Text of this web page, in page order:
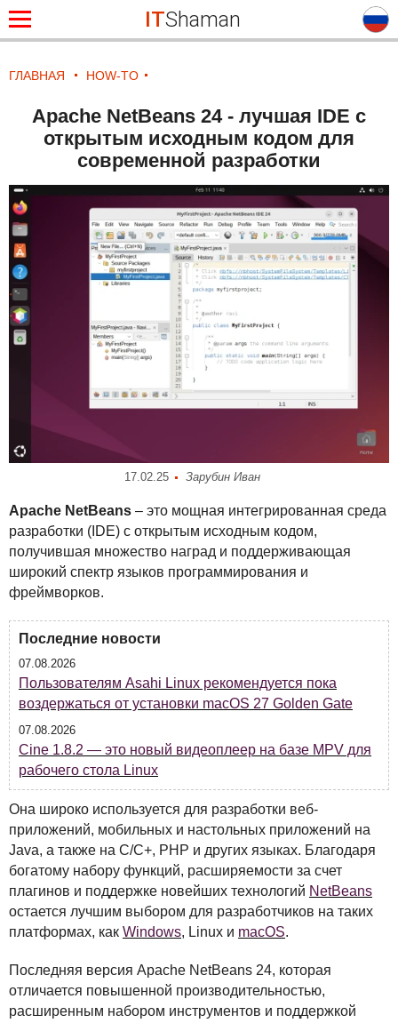
ITShaman
ГЛАВНАЯ HOW-TO
Apache NetBeans 24 - лучшая IDE с
открытым исходным кодом для
современной разработки
17.02.25 Зарубин Иван
Apache NetBeans – это мощная интегрированная среда
разработки ( IDE) с открытым исходным кодом,
получившая множество наград и поддерживающая
широкий спектр языков программирования и
фреймворков.
Последние новости
07.08.2026
Пользователям Asahi Linux рекомендуется пока
воздержаться от установки macOS 27 Golden Gate
07.08.2026
Cine 1.8.2 — это новый видеоплеер на базе MPV для
рабочего стола Linux
Она широко используется для разработки веб-
приложений, мобильных и настольных приложений на
Java, а также на C/C+, PHP и других языках. Благодаря
богатому набору функций, расширяемости за счет
плагинов и поддержке новейших технологий NetBeans
остается лучшим выбором для разработчиков на таких
платформах, как Windows, Linux и macOS.
Последняя версия Apache NetBeans 24, которая
отличается повышенной производительностью,
расширенным набором инструментов и поддержкой